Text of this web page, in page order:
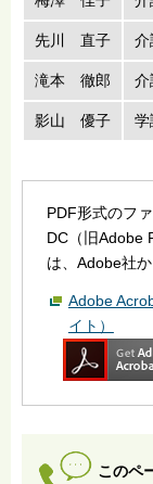
先川 直子 介
滝本 徹郎 介
影山 優子 学
PDF形式のフ
DC（旧Adobe
は、Adobe社
Adobe
イト）
このペ